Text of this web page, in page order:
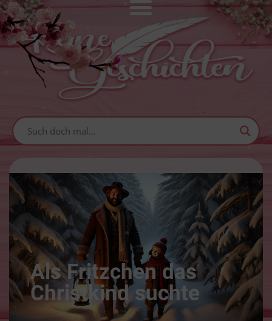
Als Fritzchen das
Christkind suchte